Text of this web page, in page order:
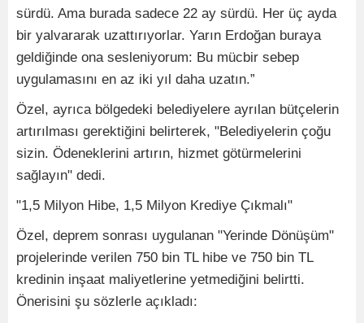
sürdü. Ama burada sadece 22 ay sürdü. Her üç ayda
bir yalvararak uzattırıyorlar. Yarın Erdoğan buraya
geldiğinde ona sesleniyorum: Bu mücbir sebep
uygulamasını en az iki yıl daha uzatın.”
Özel, ayrıca bölgedeki belediyelere ayrılan bütçelerin
artırılması gerektiğini belirterek, "Belediyelerin çoğu
sizin. Ödeneklerini artırın, hizmet götürmelerini
sağlayın" dedi.
"1,5 Milyon Hibe, 1,5 Milyon Krediye Çıkmalı"
Özel, deprem sonrası uygulanan "Yerinde Dönüşüm"
projelerinde verilen 750 bin TL hibe ve 750 bin TL
kredinin inşaat maliyetlerine yetmediğini belirtti.
Önerisini şu sözlerle açıkladı: